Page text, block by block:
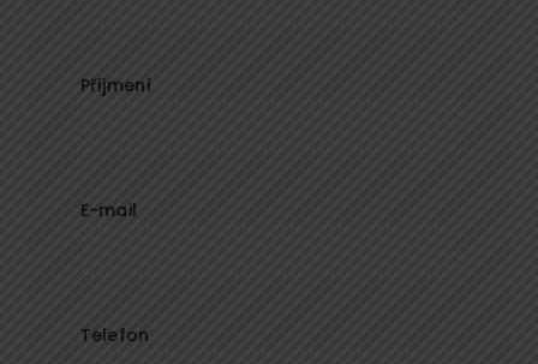
Příjmení
E-mail
Telefon